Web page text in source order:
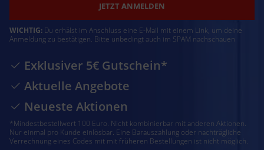
JETZT ANMELDEN
WICHTIG: Du erhälst im Anschluss eine E-Mail mit einem Link, um deine
Anmeldung zu bestätigen. Bitte unbedingt auch im SPAM nachschauen
Exklusiver 5€ Gutschein*
Aktuelle Angebote
Neueste Aktionen
*Mindestbestellwert 100 Euro. Nicht kombinierbar mit anderen Aktionen.
Nur einmal pro Kunde einlösbar. Eine Barauszahlung oder nachträgliche
Verrechnung eines Codes mit mit früheren Bestellungen ist nicht möglich.